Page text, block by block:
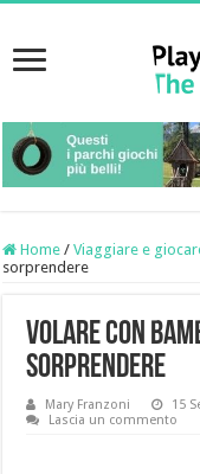
Home / Viaggiare e
sorprendere
Volare con
sorprendere
Mary Franzoni 15
Lascia un commento